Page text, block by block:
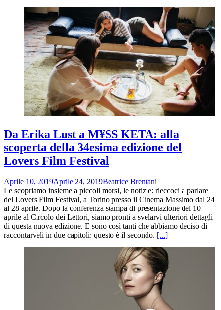
Da Erika Lust a M¥SS KETA: alla
scoperta della 34esima edizione del
Lovers Film Festival
Aprile 10, 2019Aprile 24, 2019Beatrice Brentani
Le scopriamo insieme a piccoli morsi, le notizie: rieccoci a parlare
del Lovers Film Festival, a Torino presso il Cinema Massimo dal 24
al 28 aprile. Dopo la conferenza stampa di presentazione del 10
aprile al Circolo dei Lettori, siamo pronti a svelarvi ulteriori dettagli
di questa nuova edizione. E sono così tanti che abbiamo deciso di
raccontarveli in due capitoli: questo è il secondo. [...]